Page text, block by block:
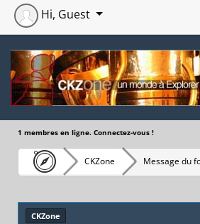
Hi, Guest
1 membres en ligne. Connectez-vous !
CKZone Message du
CKZone